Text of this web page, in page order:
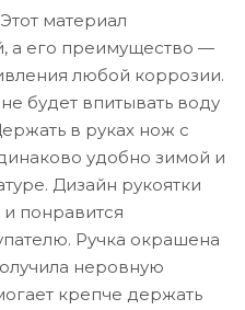
материал
а его преимущество —
любой коррозии.
будет впитывать воду
в руках нож с
удобно зимой и
Дизайн рукоятки
понравится
Ручка окрашена
неровную
крепче держать